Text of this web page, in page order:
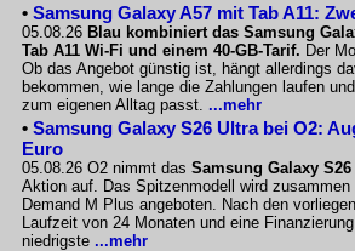
• Samsung Galaxy A57 mit Tab A11:
05.08.26 Blau kombiniert das Samsung
Tab A11 Wi-Fi und einem 40-GB-Tarif. Der
Ob das Angebot günstig ist, hängt allerdings
bekommen, wie lange die Zahlungen laufen
zum eigenen Alltag passt. ...mehr
• Samsung Galaxy S26 Ultra bei O2:
Euro
05.08.26 O2 nimmt das Samsung Galaxy
Aktion auf. Das Spitzenmodell wird
Demand M Plus angeboten. Nach den
Laufzeit von 24 Monaten und eine
niedrigste ...mehr